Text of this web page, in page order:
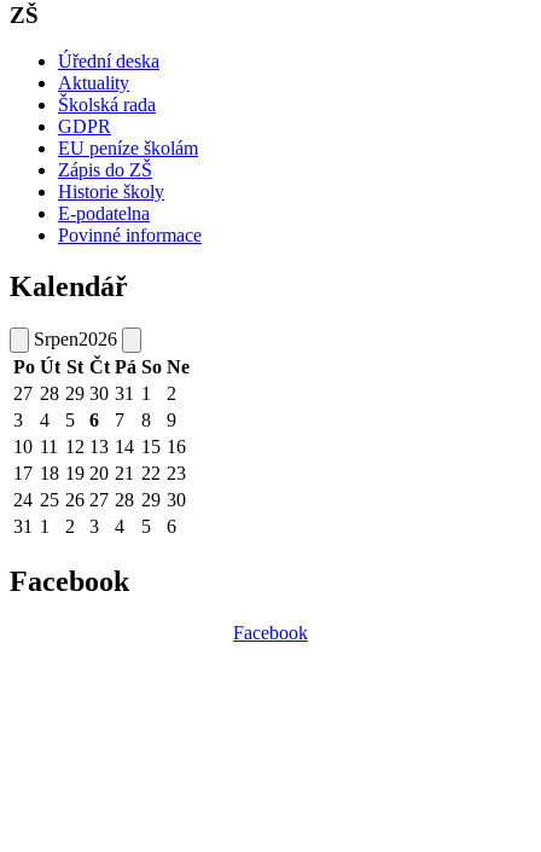
ZŠ
Úřední deska
Aktuality
Školská rada
GDPR
EU peníze školám
Zápis do ZŠ
Historie školy
E-podatelna
Povinné informace
Kalendář
Srpen2026
Po Út St Čt Pá So Ne
27 28 29 30 31 1
2
3
4 5 6 7 8
9
10 11 12 13 14 15 16
17 18 19 20 21 22 23
24 25 26 27 28 29 30
31 1 2 3 4 5 6
Facebook
Facebook